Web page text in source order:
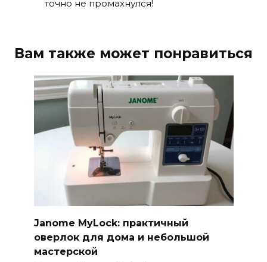
точно не промахнулся!
Вам также может понравиться
Janome MyLock: практичный
оверлок для дома и небольшой
мастерской